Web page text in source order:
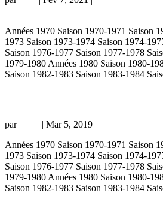
Années 1970 Saison 1970-1971 Saison
1973 Saison 1973-1974 Saison 1974-
Saison 1976-1977 Saison 1977-1978
1979-1980 Années 1980 Saison 1980-
Saison 1982-1983 Saison 1983-1984
par | Mar 5, 2019 |
Années 1970 Saison 1970-1971 Saison
1973 Saison 1973-1974 Saison 1974-
Saison 1976-1977 Saison 1977-1978
1979-1980 Années 1980 Saison 1980-
Saison 1982-1983 Saison 1983-1984